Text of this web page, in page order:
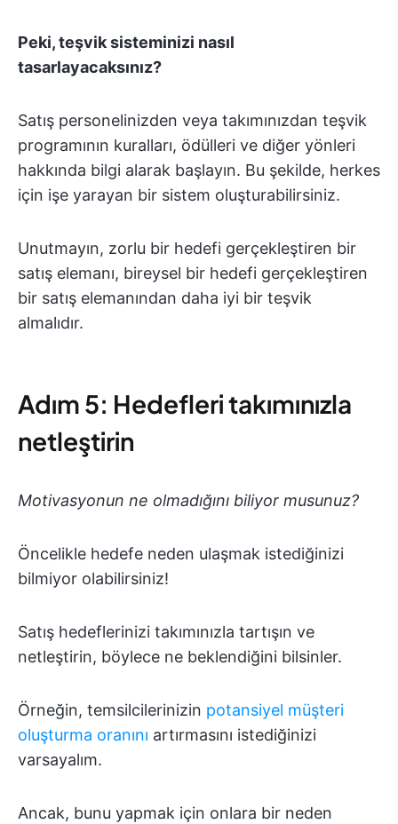
Peki, teşvik sisteminizi nasıl
tasarlayacaksınız?
Satış personelinizden veya takımınızdan teşvik
programının kuralları, ödülleri ve diğer yönleri
hakkında bilgi alarak başlayın. Bu şekilde, herkes
için işe yarayan bir sistem oluşturabilirsiniz.
Unutmayın, zorlu bir hedefi gerçekleştiren bir
satış elemanı, bireysel bir hedefi gerçekleştiren
bir satış elemanından daha iyi bir teşvik
almalıdır.
Adım 5: Hedefleri takımınızla
netleştirin
Motivasyonun ne olmadığını biliyor musunuz?
Öncelikle hedefe neden ulaşmak istediğinizi
bilmiyor olabilirsiniz!
Satış hedeflerinizi takımınızla tartışın ve
netleştirin, böylece ne beklendiğini bilsinler.
Örneğin, temsilcilerinizin potansiyel müşteri
oluşturma oranını artırmasını istediğinizi
varsayalım.
Ancak, bunu yapmak için onlara bir neden